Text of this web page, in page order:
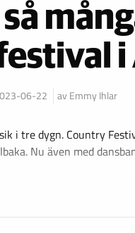
i
06-22 av Emmy Ihlar
i tre dygn. Country
Nu även med